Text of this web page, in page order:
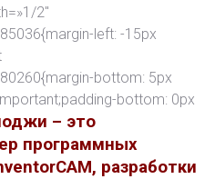
2″
left: -15px
bottom: 5px
bottom: 0px
– это
программных
разработки